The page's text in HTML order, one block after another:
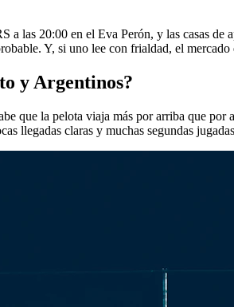
las 20:00 en el Eva Perón, y las casas de
Y, si uno lee con frialdad, el mercado
y Argentinos?
que la pelota viaja más por arriba que
llegadas claras y muchas segundas